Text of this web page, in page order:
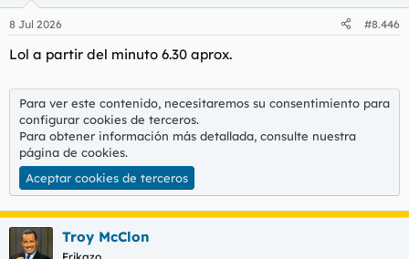
8 Jul 2026 #8.446
Lol a partir del minuto 6.30 aprox.
Para ver este contenido, necesitaremos su consentimiento para
configurar cookies de terceros.
Para obtener información más detallada, consulte nuestra
página de cookies.
Aceptar cookies de terceros
Troy McClon